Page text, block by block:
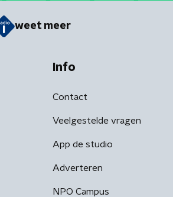
weet meer
Info
Contact
Veelgestelde vragen
App de studio
Adverteren
NPO Campus